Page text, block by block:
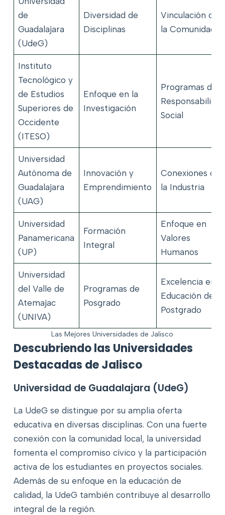
de
Guadalajara
(UdeG)
Diversidad de
Disciplinas
Vinculación con
la Comunidad
Instituto
Tecnológico y
de Estudios
Superiores de
Occidente
(ITESO)
Enfoque en la
Investigación
Programas de
Social
Universidad
Autónoma de
Guadalajara
(UAG)
Innovación y
Emprendimiento
Conexiones con
la Industria
Universidad
Panamericana
(UP)
Formación
Integral
Enfoque en
Valores
Humanos
Universidad
del Valle de
Atemajac
(UNIVA)
Programas de
Posgrado
Excelencia en
Educación de
Postgrado
Las Mejores Universidades de Jalisco
Descubriendo las Universidades
Destacadas de Jalisco
Universidad de Guadalajara (UdeG)
La UdeG se distingue por su amplia oferta
educativa en diversas disciplinas. Con una fuerte
conexión con la comunidad local, la universidad
fomenta el compromiso cívico y la participación
activa de los estudiantes en proyectos sociales.
Además de su enfoque en la educación de
calidad, la UdeG también contribuye al desarrollo
integral de la región.